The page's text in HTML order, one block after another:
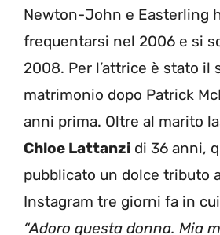
Newton-John e Easterling
frequentarsi nel 2006 e si
2008. Per l’attrice è stato il
matrimonio dopo Patrick
anni prima. Oltre al marito
Chloe Lattanzi di 36 anni,
pubblicato un dolce tributo
Instagram tre giorni fa in
“Adoro questa donna. Mia